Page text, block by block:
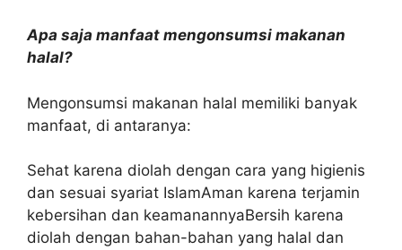
Apa saja manfaat mengonsumsi makanan
halal?
Mengonsumsi makanan halal memiliki banyak
manfaat, di antaranya:
Sehat karena diolah dengan cara yang higienis
dan sesuai syariat IslamAman karena terjamin
kebersihan dan keamanannyaBersih karena
diolah dengan bahan-bahan yang halal dan